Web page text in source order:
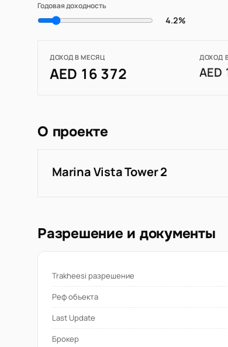
Годовая доходность
4.2%
ДОХОД В МЕСЯЦ
AED 16 372
ДОХОД
AED
О проекте
Marina Vista Tower 2
Разрешение и документы
Trakheesi разрешение
Реф объекта
Last Update
Брокер